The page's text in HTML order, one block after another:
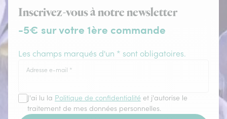
Inscrivez-vous à notre newsletter
-5€ sur votre 1ère commande
Les champs marqués d'un * sont obligatoires.
Adresse e-mail *
J'ai lu la Politique de confidentialité et j'autorise le
traitement de mes données personnelles.